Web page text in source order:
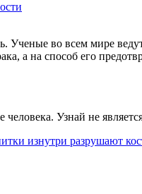
Ученые во всем мире
а на способ его
Узнай не
изнутри разрушают